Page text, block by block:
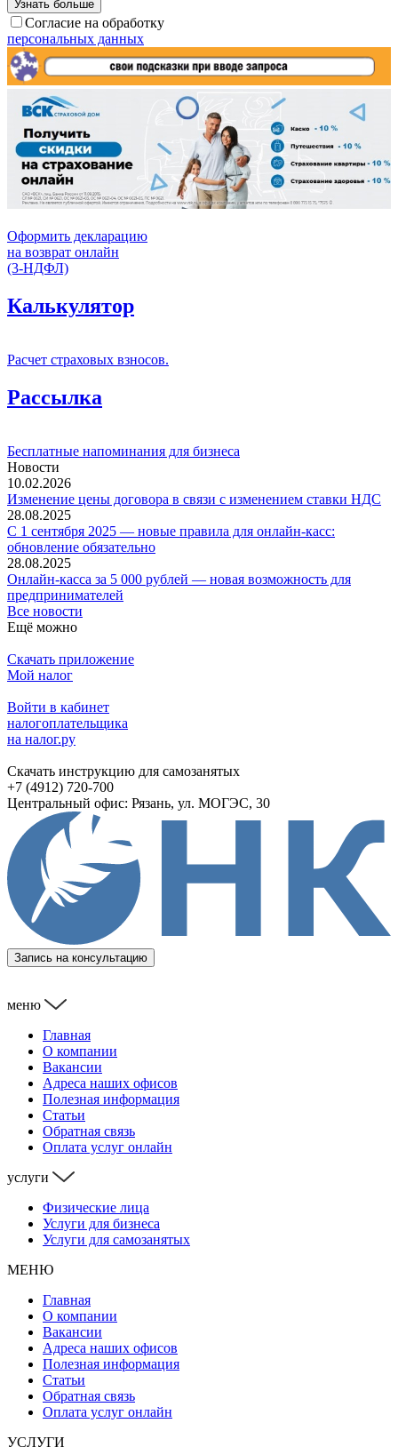
Согласие на обработку
персональных данных
Оформить декларацию
на возврат онлайн
(3-НДФЛ)
Калькулятор
Расчет страховых взносов.
Рассылка
Бесплатные напоминания для бизнеса
Новости
10.02.2026
Изменение цены договора в связи с изменением ставки НДС
28.08.2025
С 1 сентября 2025 — новые правила для онлайн-касс:
обновление обязательно
28.08.2025
Онлайн-касса за 5 000 рублей — новая возможность для
предпринимателей
Все новости
Ещё можно
Скачать приложение
Мой налог
Войти в кабинет
налогоплательщика
на налог.ру
Скачать инструкцию для самозанятых
+7 (4912) 720-700
Центральный офис: Рязань, ул. МОГЭС, 30
Запись на консультацию
меню
Главная
О компании
Вакансии
Адреса наших офисов
Полезная информация
Статьи
Обратная связь
Оплата услуг онлайн
услуги
Физические лица
Услуги для бизнеса
Услуги для самозанятых
МЕНЮ
Главная
О компании
Вакансии
Адреса наших офисов
Полезная информация
Статьи
Обратная связь
Оплата услуг онлайн
УСЛУГИ